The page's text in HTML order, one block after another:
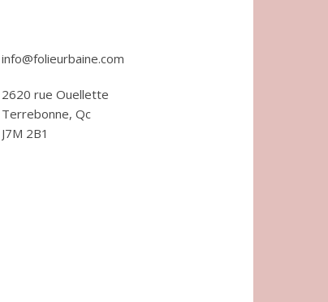
info@folieurbaine.com
2620 rue Ouellette
Terrebonne, Qc
J7M 2B1